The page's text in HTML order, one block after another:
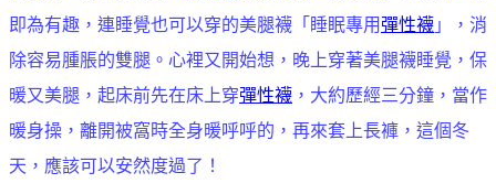
即為有趣，連睡覺也可以穿的美腿襪「睡眠專用 彈性襪 」，消
除容易腫脹的雙腿。心裡又開始想，晚上穿著美腿襪睡覺，保
暖又美腿，起床前先在床上穿彈性襪 ，大約歷經三分鐘，當作
暖身操，離開被窩時全身暖呼呼的，再來套上長褲，這個冬
天，應該可以安然度過了！